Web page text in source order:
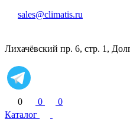
sales@climatis.ru
Лихачёвский пр. 6, стр. 1,
0 0
0
Каталог